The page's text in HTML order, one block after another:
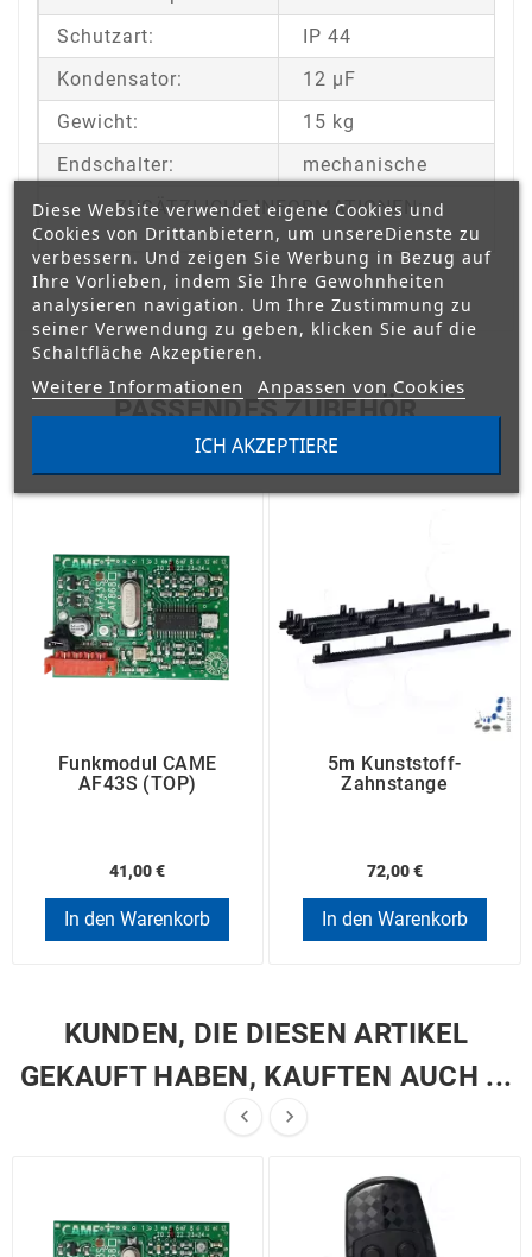
Schutzart:
IP 44
Kondensator:
12 μF
Gewicht:
15 kg
Endschalter:
mechanische
ZUSÄTZLICHE INFORMATIONEN:
PASSENDES ZUBEHÖR
 
Funkmodul CAME
AF43S (TOP)
41,00 €
In den Warenkorb
5m Kunststoff-
Zahnstange
72,00 €
In den Warenkorb
KUNDEN, DIE DIESEN ARTIKEL
GEKAUFT HABEN, KAUFTEN AUCH ...
 
Diese Website verwendet eigene Cookies und
Cookies von Drittanbietern, um unsereDienste zu
verbessern. Und zeigen Sie Werbung in Bezug auf
Ihre Vorlieben, indem Sie Ihre Gewohnheiten
analysieren navigation. Um Ihre Zustimmung zu
seiner Verwendung zu geben, klicken Sie auf die
Schaltfläche Akzeptieren.
Weitere Informationen Anpassen von Cookies
ICH AKZEPTIERE